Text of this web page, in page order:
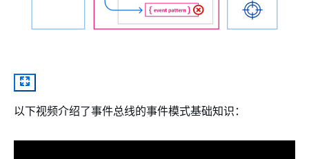
以下视频介绍了事件总线的事件模式基础知识：